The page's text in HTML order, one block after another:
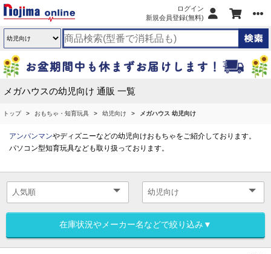
ログイン
新規会員登録(無料)
メガハウスの幼児向け 通販 一覧
トップ おもちゃ・知育玩具 幼児向け メガハウス 幼児向け
アンパンマンやディズニーなどの幼児向けおもちゃをご紹介しております。
パソコン型知育玩具なども取り扱っております。
在庫状況やメーカー名などで絞り込み▼